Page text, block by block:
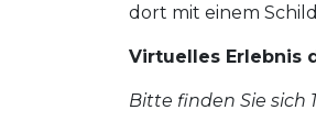
dort mit einem
Virtuelles Erlebnis
Bitte finden Sie sich